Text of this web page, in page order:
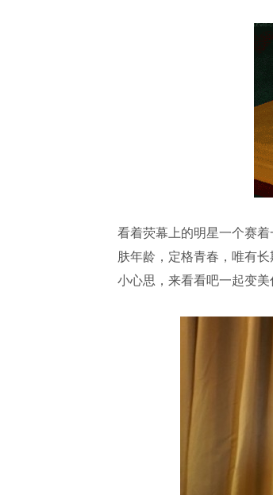
看着荧幕上的明星一个赛
肤年龄，定格青春，唯有
小心思，来看看吧一起变